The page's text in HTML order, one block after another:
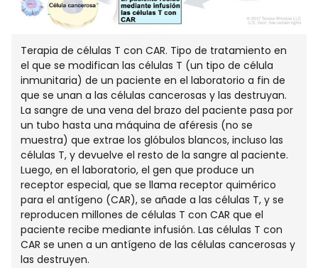
Terapia de células T con CAR. Tipo de tratamiento en
el que se modifican las células T (un tipo de célula
inmunitaria) de un paciente en el laboratorio a fin de
que se unan a las células cancerosas y las destruyan.
La sangre de una vena del brazo del paciente pasa por
un tubo hasta una máquina de aféresis (no se
muestra) que extrae los glóbulos blancos, incluso las
células T, y devuelve el resto de la sangre al paciente.
Luego, en el laboratorio, el gen que produce un
receptor especial, que se llama receptor quimérico
para el antígeno (CAR), se añade a las células T, y se
reproducen millones de células T con CAR que el
paciente recibe mediante infusión. Las células T con
CAR se unen a un antígeno de las células cancerosas y
las destruyen.